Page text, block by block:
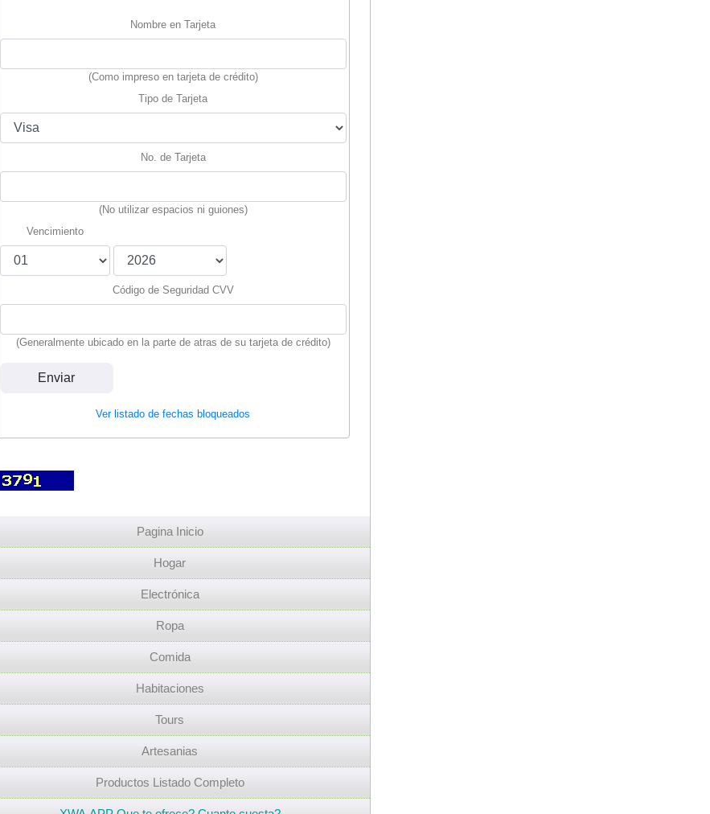
Nombre en Tarjeta
(Como impreso en tarjeta de crédito)
Tipo de Tarjeta
No. de Tarjeta
(No utilizar espacios ni guiones)
Vencimiento
Código de Seguridad CVV
(Generalmente ubicado en la parte de atras de su tarjeta de crédito)
Ver listado de fechas bloqueados
Pagina Inicio
Hogar
Electrónica
Ropa
Comida
Habitaciones
Tours
Artesanias
Productos Listado Completo